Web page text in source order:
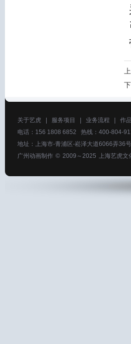
关于艺虎 服务项目 业务流程 作
电话：156 1808 6852 热线：400-804-
地址：上海市-青浦区-崧泽大道6066弄36
广州动画制作 © 2009～2025 上海艺虎文